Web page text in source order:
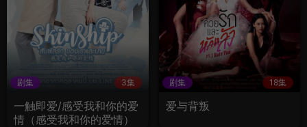
剧集 3集
一触即爱/感受我和你的爱
情（感受我和你的爱情）
剧集 18集
爱与背叛